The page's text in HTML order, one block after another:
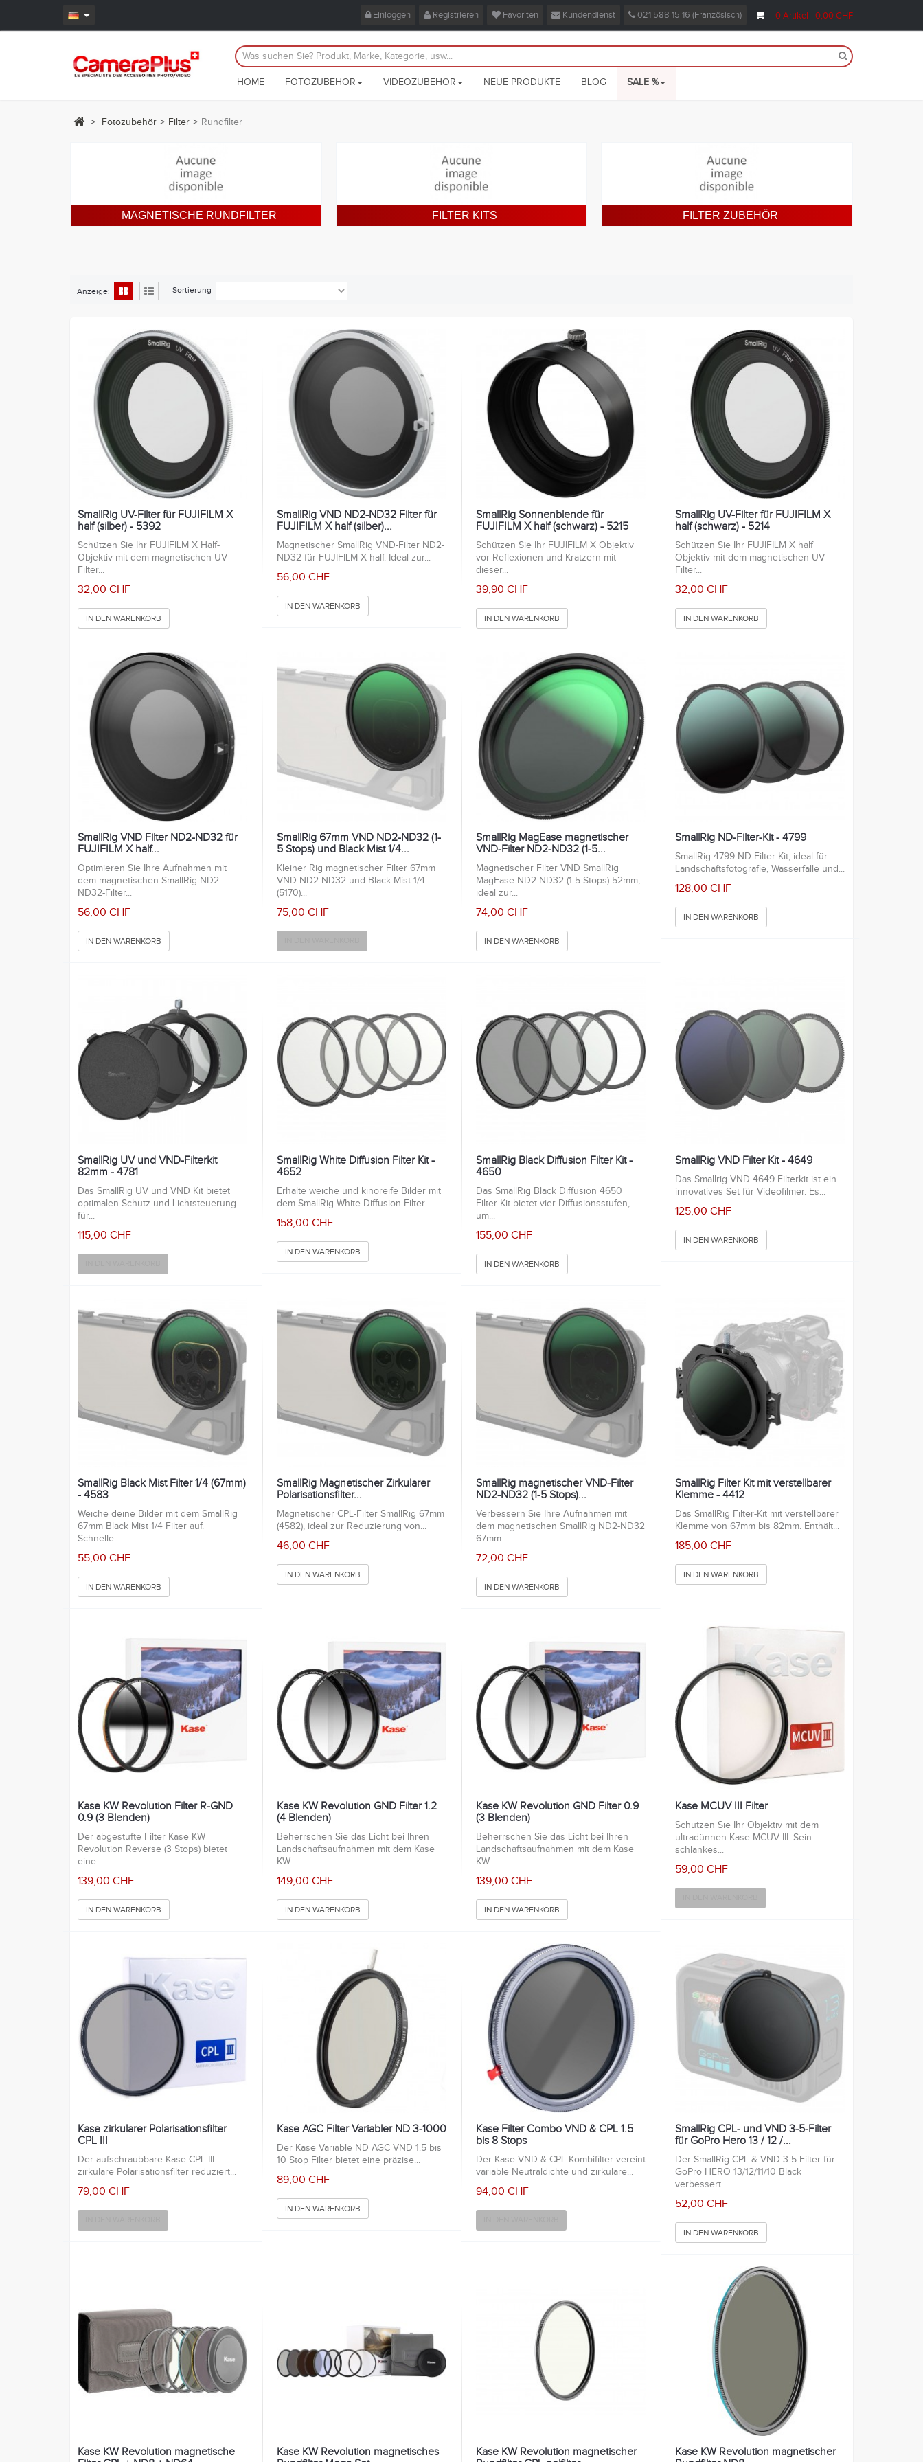
0Artikel - 0,00 CHF
Einloggen Registrieren Favoriten Kundendienst 021 588 15 16 (Französisch)
HOME FOTOZUBEHÖR VIDEOZUBEHÖR NEUE PRODUKTE BLOG SALE %
> Fotozubehör > Filter > Rundfilter
MAGNETISCHE RUNDFILTER FILTER KITS FILTER ZUBEHÖR
Anzeige: Sortierung
SmallRig UV-Filter für FUJIFILM X
half (silber) - 5392
Schützen Sie Ihr FUJIFILM X Half-
Objektiv mit dem magnetischen UV-
Filter...
32,00 CHF
IN DEN WARENKORB
SmallRig VND ND2-ND32 Filter für
FUJIFILM X half (silber)...
Magnetischer SmallRig VND-Filter ND2-
ND32 für FUJIFILM X half. Ideal zur...
56,00 CHF
IN DEN WARENKORB
SmallRig Sonnenblende für
FUJIFILM X half (schwarz) - 5215
Schützen Sie Ihr FUJIFILM X Objektiv
vor Reflexionen und Kratzern mit
dieser...
39,90 CHF
IN DEN WARENKORB
SmallRig UV-Filter für FUJIFILM X
half (schwarz) - 5214
Schützen Sie Ihr FUJIFILM X half
Objektiv mit dem magnetischen UV-
Filter...
32,00 CHF
IN DEN WARENKORB
SmallRig VND Filter ND2-ND32 für
FUJIFILM X half...
Optimieren Sie Ihre Aufnahmen mit
dem magnetischen SmallRig ND2-
ND32-Filter...
56,00 CHF
IN DEN WARENKORB
SmallRig 67mm VND ND2-ND32 (1-
5 Stops) und Black Mist 1/4...
Kleiner Rig magnetischer Filter 67mm
VND ND2-ND32 und Black Mist 1/4
(5170)...
75,00 CHF
SmallRig MagEase magnetischer
VND-Filter ND2-ND32 (1-5...
Magnetischer Filter VND SmallRig
MagEase ND2-ND32 (1-5 Stops) 52mm,
ideal zur...
74,00 CHF
IN DEN WARENKORB
SmallRig ND-Filter-Kit - 4799
SmallRig 4799 ND-Filter-Kit, ideal für
Landschaftsfotografie, Wasserfälle und...
128,00 CHF
IN DEN WARENKORB
SmallRig UV und VND-Filterkit
82mm - 4781
Das SmallRig UV und VND Kit bietet
optimalen Schutz und Lichtsteuerung
für...
115,00 CHF
SmallRig White Diffusion Filter Kit -
4652
Erhalte weiche und kinoreife Bilder mit
dem SmallRig White Diffusion Filter...
158,00 CHF
IN DEN WARENKORB
SmallRig Black Diffusion Filter Kit -
4650
Das SmallRig Black Diffusion 4650
Filter Kit bietet vier Diffusionsstufen,
um...
155,00 CHF
IN DEN WARENKORB
SmallRig VND Filter Kit - 4649
Das Smallrig VND 4649 Filterkit ist ein
innovatives Set für Videofilmer. Es...
125,00 CHF
IN DEN WARENKORB
SmallRig Black Mist Filter 1/4 (67mm)
- 4583
Weiche deine Bilder mit dem SmallRig
67mm Black Mist 1/4 Filter auf.
Schnelle...
55,00 CHF
IN DEN WARENKORB
SmallRig Magnetischer Zirkularer
Polarisationsfilter...
Magnetischer CPL-Filter SmallRig 67mm
(4582), ideal zur Reduzierung von...
46,00 CHF
IN DEN WARENKORB
SmallRig magnetischer VND-Filter
ND2-ND32 (1-5 Stops)...
Verbessern Sie Ihre Aufnahmen mit
dem magnetischen SmallRig ND2-ND32
67mm...
72,00 CHF
IN DEN WARENKORB
SmallRig Filter Kit mit verstellbarer
Klemme - 4412
Das SmallRig Filter-Kit mit verstellbarer
Klemme von 67mm bis 82mm. Enthält...
185,00 CHF
IN DEN WARENKORB
Kase KW Revolution Filter R-GND
0.9 (3 Blenden)
Der abgestufte Filter Kase KW
Revolution Reverse (3 Stops) bietet
eine...
139,00 CHF
IN DEN WARENKORB
Kase KW Revolution GND Filter 1.2
(4 Blenden)
Beherrschen Sie das Licht bei Ihren
Landschaftsaufnahmen mit dem Kase
KW...
149,00 CHF
IN DEN WARENKORB
Kase KW Revolution GND Filter 0.9
(3 Blenden)
Beherrschen Sie das Licht bei Ihren
Landschaftsaufnahmen mit dem Kase
KW...
139,00 CHF
IN DEN WARENKORB
Kase MCUV III Filter
Schützen Sie Ihr Objektiv mit dem
ultradünnen Kase MCUV III. Sein
schlankes...
59,00 CHF
Kase zirkularer Polarisationsfilter
CPL III
Der aufschraubbare Kase CPL III
zirkulare Polarisationsfilter reduziert...
79,00 CHF
Kase AGC Filter Variabler ND 3-1000
Der Kase Variable ND AGC VND 1.5 bis
10 Stop Filter bietet eine präzise...
89,00 CHF
IN DEN WARENKORB
Kase Filter Combo VND & CPL 1.5
bis 8 Stops
Der Kase VND & CPL Kombifilter vereint
variable Neutraldichte und zirkulare...
94,00 CHF
SmallRig CPL- und VND 3-5-Filter
für GoPro Hero 13 / 12 /...
Der SmallRig CPL & VND 3-5 Filter für
GoPro HERO 13/12/11/10 Black
verbessert...
52,00 CHF
IN DEN WARENKORB
Kase KW Revolution magnetische
Kase KW Revolution magnetisches
Kase KW Revolution magnetischer
Kase KW Revolution magnetischer